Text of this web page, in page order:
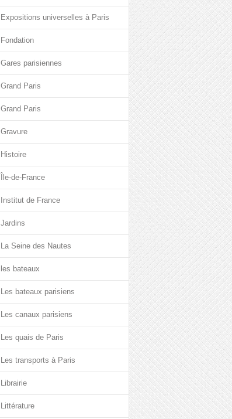
Expositions universelles à Paris
Fondation
Gares parisiennes
Grand Paris
Grand Paris
Gravure
Histoire
Île-de-France
Institut de France
Jardins
La Seine des Nautes
les bateaux
Les bateaux parisiens
Les canaux parisiens
Les quais de Paris
Les transports à Paris
Librairie
Littérature